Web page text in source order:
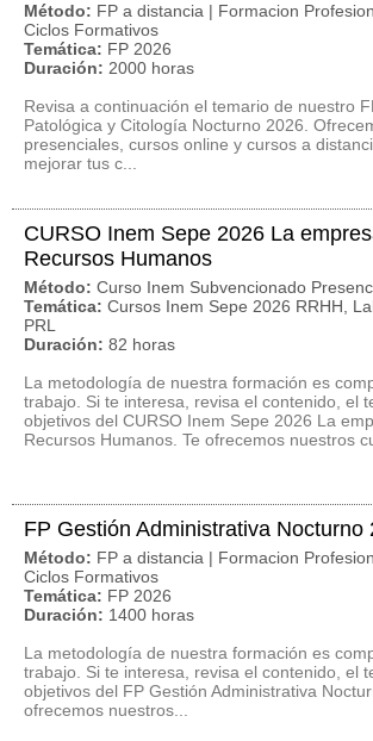
Método: FP a distancia | Formacion
Ciclos Formativos
Temática: FP 2026
Duración: 2000 horas
Revisa a continuación el temario de nuestro
Patológica y Citología Nocturno 2026.
presenciales, cursos online y cursos a
mejorar tus c...
CURSO Inem Sepe 2026 La
Recursos Humanos
Método: Curso Inem Subvencionado
Temática: Cursos Inem Sepe 2026 RRHH,
PRL
Duración: 82 horas
La metodología de nuestra formación es
trabajo. Si te interesa, revisa el contenido, el
objetivos del CURSO Inem Sepe 2026 La
Recursos Humanos. Te ofrecemos nuestros
FP Gestión Administrativa Nocturno
Método: FP a distancia | Formacion
Ciclos Formativos
Temática: FP 2026
Duración: 1400 horas
La metodología de nuestra formación es
trabajo. Si te interesa, revisa el contenido, el
objetivos del FP Gestión Administrativa
ofrecemos nuestros...